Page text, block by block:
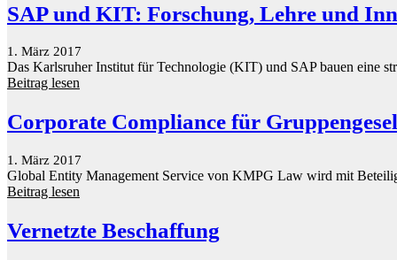
SAP und KIT: Forschung, Lehre und
1. März 2017
Das Karlsruher Institut für Technologie (KIT) und SAP bauen eine
Beitrag lesen
Corporate Compliance für
1. März 2017
Global Entity Management Service von KMPG Law wird mit
Beitrag lesen
Vernetzte Beschaffung